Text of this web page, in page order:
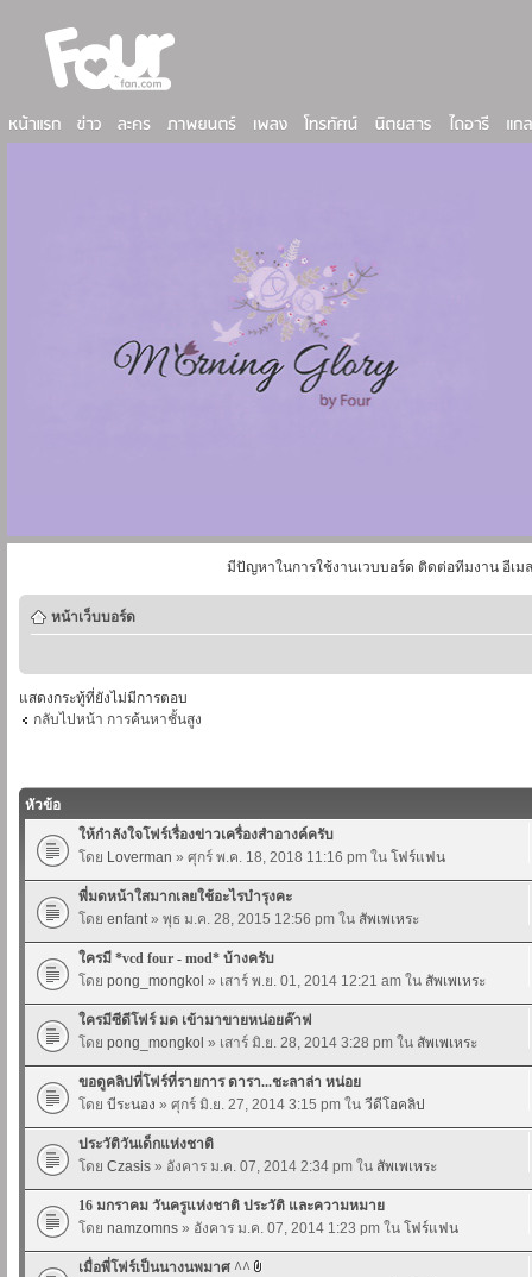
มีปัญหาในการใช้งานเวบบอร์ด ติดต่อทีมงาน อีเม
หน้าเว็บบอร์ด
แสดงกระทู้ที่ยังไม่มีการตอบ
กลับไปหน้า การค้นหาชั้นสูง
หัวข้อ
ให้กำลังใจโฟร์เรื่องข่าวเครื่องสำอางค์ครับ
โดย Loverman » ศุกร์ พ.ค. 18, 2018 11:16 pm ใน โฟร์แฟน
พี่มดหน้าใสมากเลยใช้อะไรบำรุงคะ
โดย enfant» พุธ ม.ค. 28, 2015 12:56 pm ใน สัพเพเหระ
ใครมี *vcd four - mod* บ้างครับ
โดย pong_mongkol » เสาร์ พ.ย. 01, 2014 12:21 am ใน สัพเพเหระ
ใครมีซีดีโฟร์ มด เข้ามาขายหน่อยค๊าฟ
โดย pong_mongkol » เสาร์ มิ.ย. 28, 2014 3:28 pm ใน สัพเพเหระ
ขอดูคลิปที่โฟร์ที่รายการ ดารา...ชะลาล่า หน่อย
โดย บีระนอง » ศุกร์ มิ.ย. 27, 2014 3:15 pm ใน วีดีโอคลิป
ประวัติวันเด็กแห่งชาติ
โดย Czasis » อังคาร ม.ค. 07, 2014 2:34 pm ใน สัพเพเหระ
16 มกราคม วันครูแห่งชาติ ประวัติ และความหมาย
โดย namzomns » อังคาร ม.ค. 07, 2014 1:23 pm ใน โฟร์แฟน
เมื่อพี่โฟร์เป็นนางนพมาศ ^^